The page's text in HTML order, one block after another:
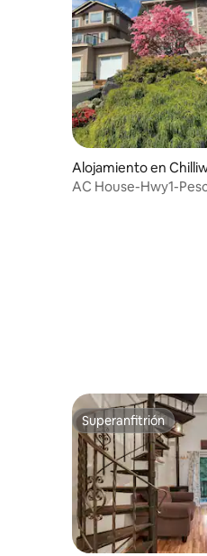
Alojamiento en
AC House-Hwy1-
Superanfitrión
Superanfitrión